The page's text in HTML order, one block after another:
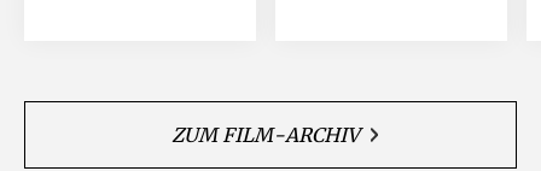
ZUM FILM-ARCHIV